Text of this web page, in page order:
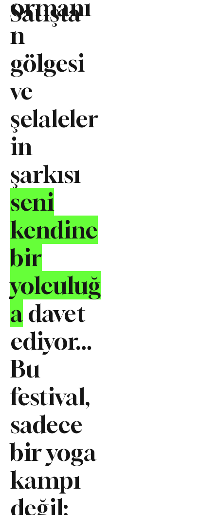
ormanı
n
gölgesi
ve
şelaleler
in
şarkısı
seni
kendine
bir
yolculuğ
adavet
ediyor…
Bu
festival,
sadece
bir yoga
kampı
değil;
Satışta